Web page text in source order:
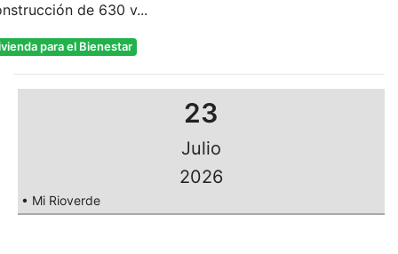
de 630 v...
para el Bienestar
23
Julio
2026
• Mi Rioverde